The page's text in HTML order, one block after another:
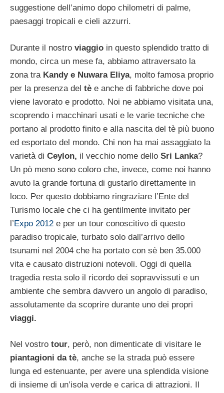
suggestione dell’animo dopo chilometri di palme,
paesaggi tropicali e cieli azzurri.
Durante il nostro viaggio in questo splendido tratto di
mondo, circa un mese fa, abbiamo attraversato la
zona tra Kandy e Nuwara Eliya, molto famosa proprio
per la presenza del tè e anche di fabbriche dove poi
viene lavorato e prodotto. Noi ne abbiamo visitata una,
scoprendo i macchinari usati e le varie tecniche che
portano al prodotto finito e alla nascita del tè più buono
ed esportato del mondo. Chi non ha mai assaggiato la
varietà di Ceylon, il vecchio nome dello Sri Lanka?
Un pò meno sono coloro che, invece, come noi hanno
avuto la grande fortuna di gustarlo direttamente in
loco. Per questo dobbiamo ringraziare l’Ente del
Turismo locale che ci ha gentilmente invitato per
l’Expo 2012 e per un tour conoscitivo di questo
paradiso tropicale, turbato solo dall’arrivo dello
tsunami nel 2004 che ha portato con sè ben 35.000
vita e causato distruzioni notevoli. Oggi di quella
tragedia resta solo il ricordo dei sopravvissuti e un
ambiente che sembra davvero un angolo di paradiso,
assolutamente da scoprire durante uno dei propri
viaggi.
Nel vostro tour, però, non dimenticate di visitare le
piantagioni da tè, anche se la strada può essere
lunga ed estenuante, per avere una splendida visione
di insieme di un’isola verde e carica di attrazioni. Il